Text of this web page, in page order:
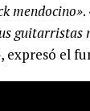
mendocino».
guitarristas
, expresó el